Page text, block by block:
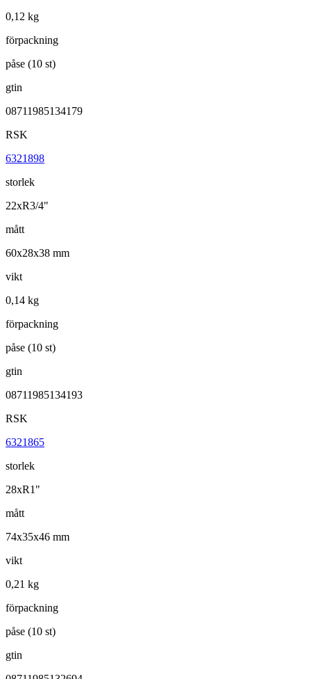
0,12 kg
förpackning
påse (10 st)
gtin
08711985134179
RSK
6321898
storlek
22xR3/4"
mått
60x28x38 mm
vikt
0,14 kg
förpackning
påse (10 st)
gtin
08711985134193
RSK
6321865
storlek
28xR1"
mått
74x35x46 mm
vikt
0,21 kg
förpackning
påse (10 st)
gtin